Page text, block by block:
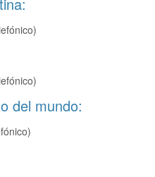
del mundo: